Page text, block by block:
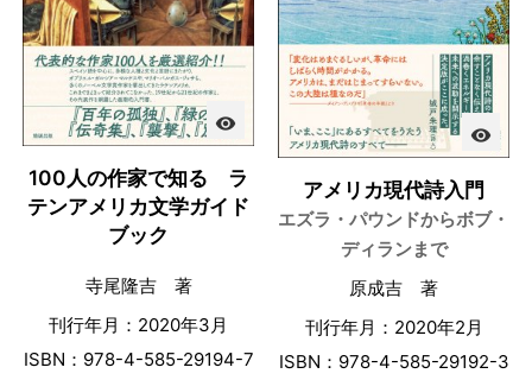
visibility
100人の作家で知る ラ
テンアメリカ文学ガイド
ブック
寺尾隆吉 著
刊行年月：2020年3月
ISBN：978-4-585-29194-7
visibility
アメリカ現代詩入門
エズラ・パウンドからボブ・
ディランまで
原成吉 著
刊行年月：2020年2月
ISBN：978-4-585-29192-3